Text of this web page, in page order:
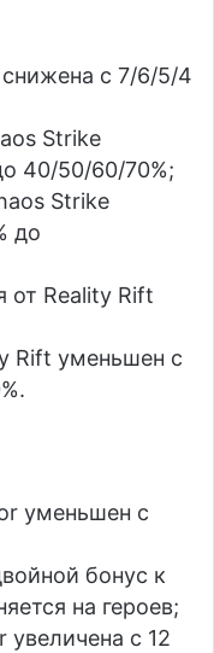
с 7/6/5/4
Strike
40/50/60/70%;
Strike
до
от Reality Rift
Rift уменьшен с
уменьшен с
бонус к
на героев;
с 12